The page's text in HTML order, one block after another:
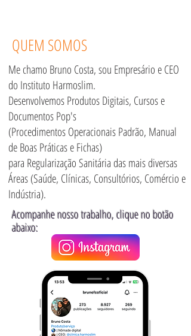
QUEM SOMOS
Me chamo Bruno Costa, sou Empresário e CEO
do Instituto Harmoslim.
Desenvolvemos Produtos Digitais, Cursos e
Documentos Pop's
(Procedimentos Operacionais Padrão, Manual
de Boas Práticas e Fichas)
para Regularização Sanitária das mais diversas
Áreas (Saúde, Clínicas, Consultórios, Comércio e
Indústria).
Acompanhe nosso trabalho, clique no botão
abaixo: